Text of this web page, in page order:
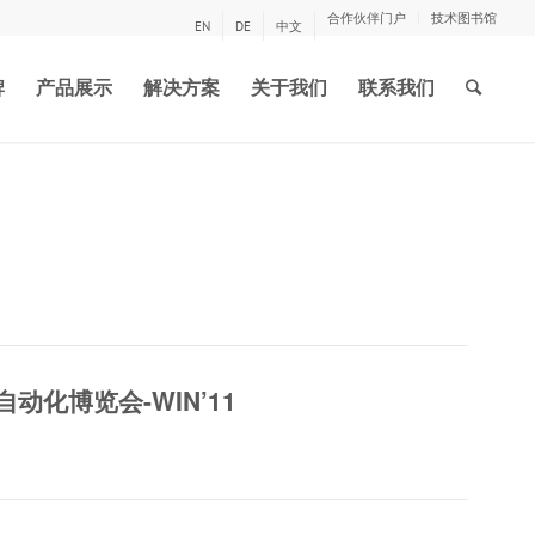
EN DE 中文 合作伙伴门户 技术图书馆
产品展示 解决方案 关于我们 联系我们
化博览会-WIN’11